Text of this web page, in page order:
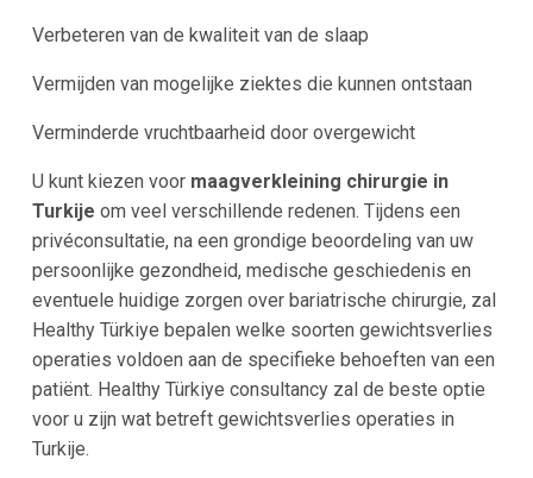
Verbeteren van de kwaliteit van de slaap
Vermijden van mogelijke ziektes die kunnen ontstaan
Verminderde vruchtbaarheid door overgewicht
U kunt kiezen voor maagverkleining chirurgie in
Turkije om veel verschillende redenen. Tijdens een
privéconsultatie, na een grondige beoordeling van uw
persoonlijke gezondheid, medische geschiedenis en
eventuele huidige zorgen over bariatrische chirurgie, zal
Healthy Türkiye bepalen welke soorten gewichtsverlies
operaties voldoen aan de specifieke behoeften van een
patiënt. Healthy Türkiye consultancy zal de beste optie
voor u zijn wat betreft gewichtsverlies operaties in
Turkije.